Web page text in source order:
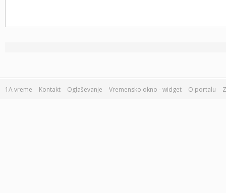
1A vreme Kontakt Oglaševanje Vremensko okno - widget O portalu